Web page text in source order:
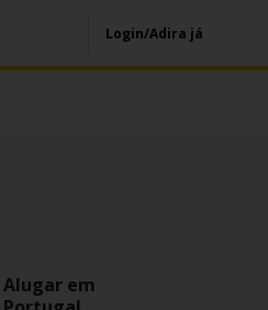
Login/Adira já
Alugar em